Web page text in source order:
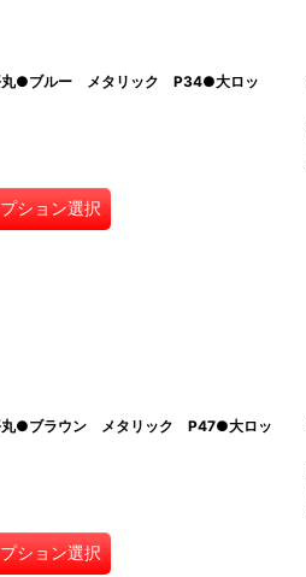
丸●ブルー メタリック P34●大ロッ
ション選択
丸●ブラウン メタリック P47●大ロッ
ション選択